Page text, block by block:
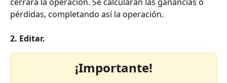
pérdidas, completando así la operación.
2. Editar.
¡Importante!